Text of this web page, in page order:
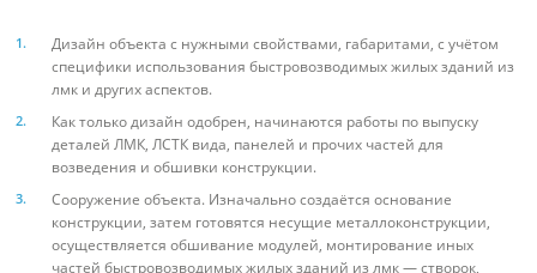
Дизайн объекта с нужными свойствами, габаритами, с учётом
специфики использования быстровозводимых жилых зданий из
лмк и других аспектов.
Как только дизайн одобрен, начинаются работы по выпуску
деталей ЛМК, ЛСТК вида, панелей и прочих частей для
возведения и обшивки конструкции.
Сооружение объекта. Изначально создаётся основание
конструкции, затем готовятся несущие металлоконструкции,
осуществляется обшивание модулей, монтирование иных
частей быстровозводимых жилых зданий из лмк — створок,